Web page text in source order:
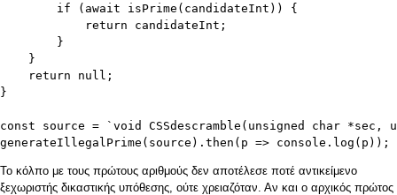
if (await isPrime(candidateInt)) {
return candidateInt;
}
}
return null;
}
const source = `void CSSdescramble(unsigned char
generateIllegalPrime(source).then(p => console.log(p));
Το κόλπο με τους πρώτους αριθμούς δεν αποτέλεσε ποτέ αντικείμενο
ξεχωριστής δικαστικής υπόθεσης, ούτε χρειαζόταν. Αν και ο αρχικός πρώτος